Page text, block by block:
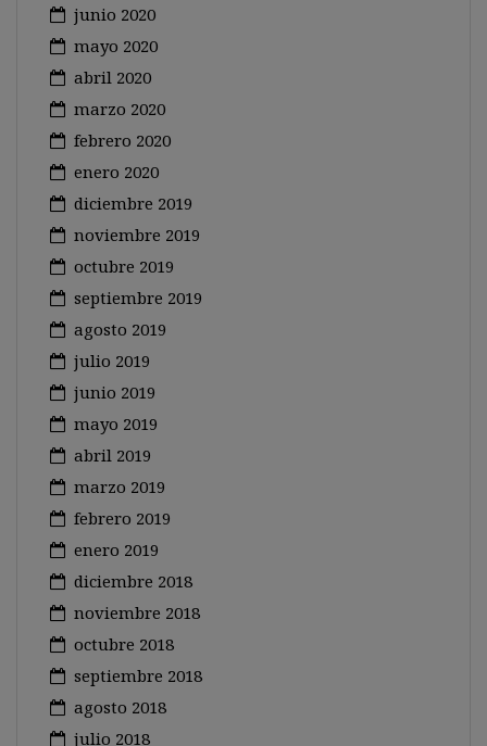
junio 2020
mayo 2020
abril 2020
marzo 2020
febrero 2020
enero 2020
diciembre 2019
noviembre 2019
octubre 2019
septiembre 2019
agosto 2019
julio 2019
junio 2019
mayo 2019
abril 2019
marzo 2019
febrero 2019
enero 2019
diciembre 2018
noviembre 2018
octubre 2018
septiembre 2018
agosto 2018
julio 2018